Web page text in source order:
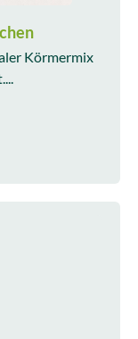
Körmermix